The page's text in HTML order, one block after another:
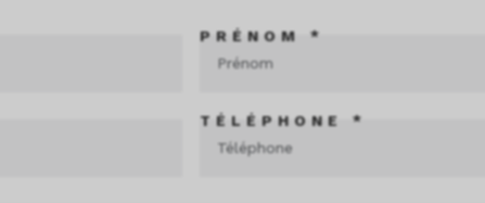
PRÉNOM *
TÉLÉPHONE *